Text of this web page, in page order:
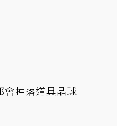
會掉落道具晶球